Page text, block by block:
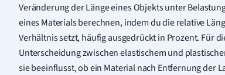
Veränderung der Länge eines Objekts unter
eines Materials berechnen, indem du die relative
Verhältnis setzt, häufig ausgedrückt in Prozent. Für
Unterscheidung zwischen elastischem und
sie beeinflusst, ob ein Material nach Entfernung der